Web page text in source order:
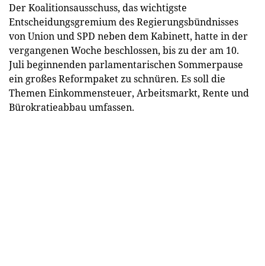
Der Koalitionsausschuss, das wichtigste
Entscheidungsgremium des Regierungsbündnisses
von Union und SPD neben dem Kabinett, hatte in der
vergangenen Woche beschlossen, bis zu der am 10.
Juli beginnenden parlamentarischen Sommerpause
ein großes Reformpaket zu schnüren. Es soll die
Themen Einkommensteuer, Arbeitsmarkt, Rente und
Bürokratieabbau umfassen.